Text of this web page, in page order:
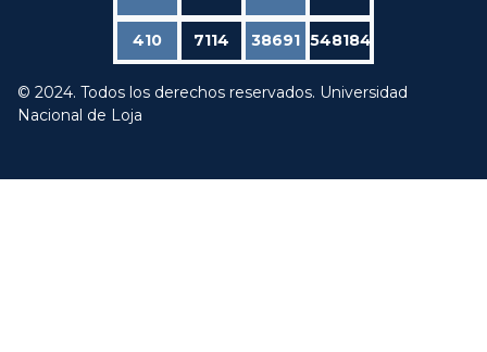
410 7114 38691 548184
© 2024. Todos los derechos reservados. Universidad
Nacional de Loja